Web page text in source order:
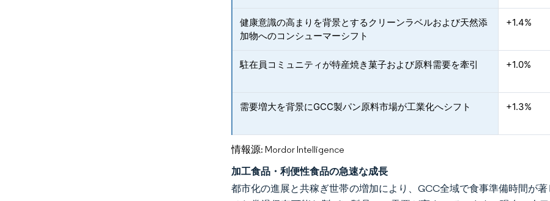
健康意識の高まりを背景とするクリーンラベルおよび天然添
加物へのコンシューマーシフト
+1.4%
駐在員コミュニティが特産焼き菓子および原料需要を牽引 +1.0%
需要増大を背景にGCC製パン原料市場が工業化へシフト +1.3%
情報源: Mordor Intelligence
加工食品・利便性食品の急速な成長
都市化の進展と共稼ぎ世帯の増加により、GCC全域で食事準備時間が